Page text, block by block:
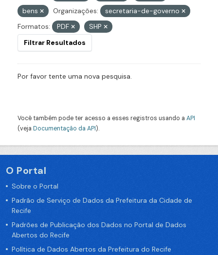
bens
Organizações:
secretaria-de-governo
Formatos:
PDF
SHP
Filtrar Resultados
Por favor tente uma nova pesquisa.
Você também pode ter acesso a esses registros usando a API
(veja Documentação da API).
O Portal
Sobre o Portal
Padrão de Serviço de Dados da Prefeitura da Cidade de
Recife
Padrões de Publicação dos Dados no Portal de Dados
Abertos do Recife
Política de Dados Abertos da Prefeitura do Recife